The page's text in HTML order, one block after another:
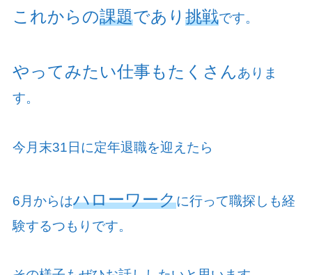
これからの課題であり 挑戦です。
やってみたい仕事もたくさんありま
す。
今月末31 日に定年退職を迎えたら
6 月からはハローワークに行って職探しも経
験するつもりです。